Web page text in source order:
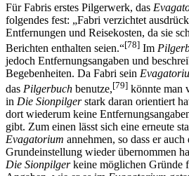
Für Fabris erstes Pilgerwerk, das
folgendes fest: „Fabri verzichtet
Entfernungen und Reisekosten, da sie
Berichten enthalten seien.“[78] Im
jedoch Entfernungsangaben und
Begebenheiten. Da Fabri sein
das Pilgerbuch benutze,[79] könnte man
in Die Sionpilgerstark daran orientiert
dort wiederum keine
gibt. Zum einen lässt sich eine erneute
Evagatorium annehmen, so dass er
Grundeinstellung wieder übernommen
Die Sionpilgerkeine möglichen Gründe